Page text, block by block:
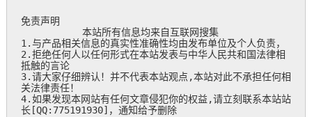
免责声明
本站所有信息均来自互联网搜集
1.与产品相关信息的真实性准确性均由发布单位及个人负责，
2.拒绝任何人以任何形式在本站发表与中华人民共和国法律相
抵触的言论
3.请大家仔细辨认！并不代表本站观点,本站对此不承担任何相
关法律责任！
4.如果发现本网站有任何文章侵犯你的权益,请立刻联系本站站
长[QQ:775191930]，通知给予删除